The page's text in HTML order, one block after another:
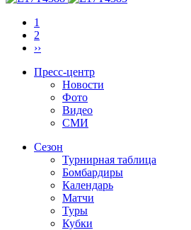
1
2
››
Пресс-центр
Новости
Фото
Видео
СМИ
Сезон
Турнирная таблица
Бомбардиры
Календарь
Матчи
Туры
Кубки